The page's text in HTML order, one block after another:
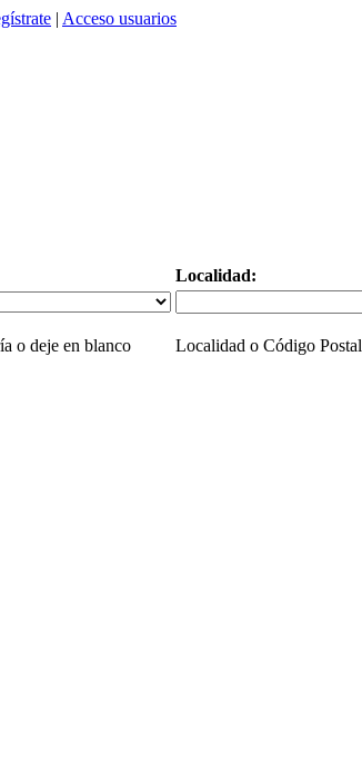
| Acceso usuarios
Localidad:
o deje en blanco Localidad o Código Postal